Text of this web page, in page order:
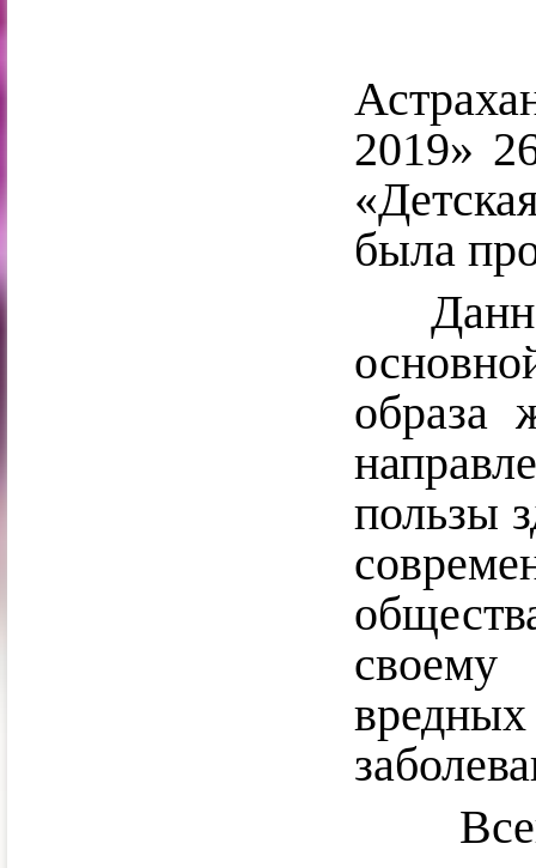
2019»
была
образа
пользы
Всего